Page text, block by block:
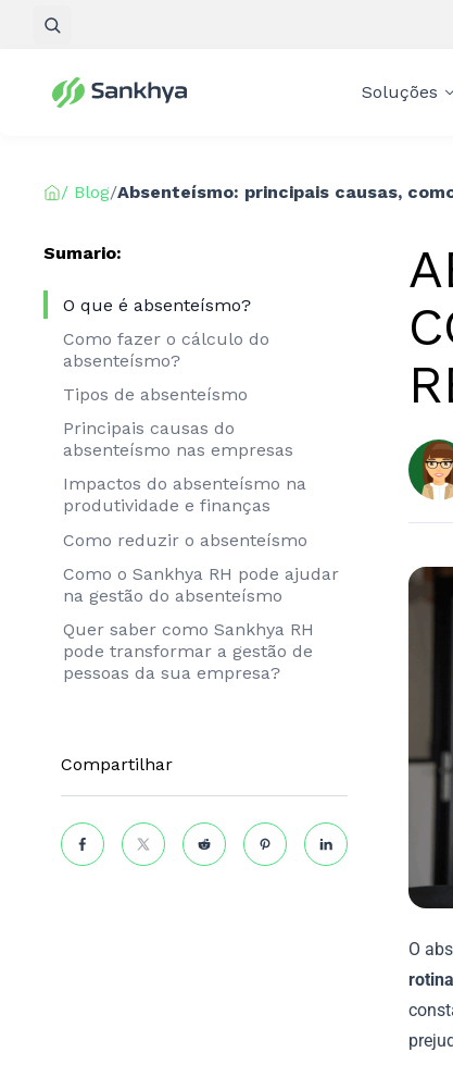
Soluções
/ Blog/Absenteísmo: principais causas,
Sumario:
O que é absenteísmo?
Como fazer o cálculo do
absenteísmo?
Tipos de absenteísmo
Principais causas do
absenteísmo nas empresas
Impactos do absenteísmo na
produtividade e finanças
Como reduzir o absenteísmo
Como o Sankhya RH pode ajudar
na gestão do absenteísmo
Quer saber como Sankhya RH
pode transformar a gestão de
pessoas da sua empresa?
Compartilhar
O